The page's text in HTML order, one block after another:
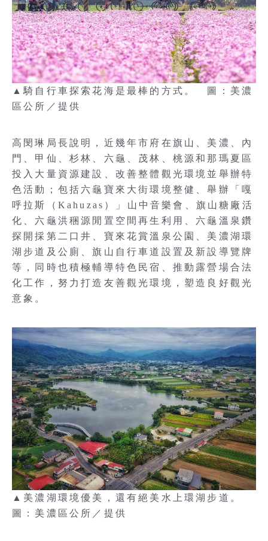
▲騎自行車探索花海是最棒的方式。 圖：美濃
區公所／提供
高閔琳局長說明，近幾年市府在旗山、美濃、內
門、甲仙、杉林、六龜、茂林、桃源和那瑪夏區
投入大量資源建設、改善整體觀光環境並舉辦特
色活動；包括六龜寶來大街環境整健、舉辦「嘎
呼拉斯（Kahuzas）」山中音樂會、旗山糖廠活
化、六龜洪稇源閒置空間再生利用、六龜溫泉鑽
探開採第二口井、寶來花賞溫泉公園、美濃湖環
湖步道及公廁、旗山自行車道設置及新設導覽牌
等，同時也積極輔導特色民宿、推動露營場合法
化工作，努力打造友善觀光環境，塑造良好觀光
意象。
▲美濃湖環境優美，還有絕美水上環湖步道。
圖：美濃區公所／提供